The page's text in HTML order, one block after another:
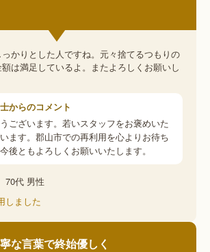
かりとした人ですね。元々捨てるつもりの
は満足しているよ。またよろしくお願いし
からのコメント
ございます。若いスタッフをお褒めいた
ます。郡山市での再利用を心よりお待ち
後ともよろしくお願いいたします。
70代 男性
しました
な言葉で終始優しく